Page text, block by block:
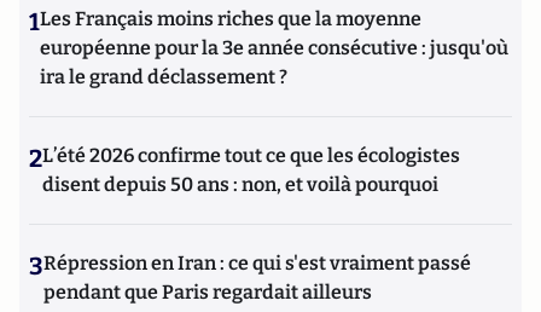
1Les Français moins riches que la moyenne
européenne pour la 3e année consécutive : jusqu'où
ira le grand déclassement ?
2L’été 2026 confirme tout ce que les écologistes
disent depuis 50 ans : non, et voilà pourquoi
3Répression en Iran : ce qui s'est vraiment passé
pendant que Paris regardait ailleurs